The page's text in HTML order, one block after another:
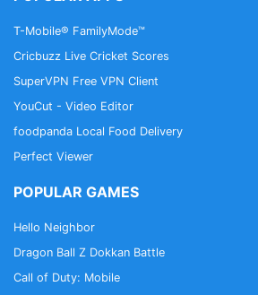
T-Mobile® FamilyMode™
Cricbuzz Live Cricket Scores
SuperVPN Free VPN Client
YouCut - Video Editor
foodpanda Local Food Delivery
Perfect Viewer
POPULAR GAMES
Hello Neighbor
Dragon Ball Z Dokkan Battle
Call of Duty: Mobile